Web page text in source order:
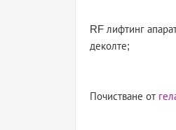
RF лифтинг
деколте;
Почистване от